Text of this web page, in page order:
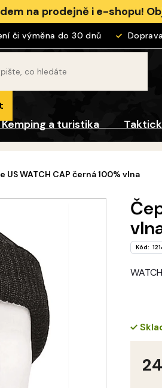
na prodejně i e-shopu!
či výměna do 30 dnů Doprava
Kemping a turistika
US WATCH CAP černá 100% vlna
Kód: